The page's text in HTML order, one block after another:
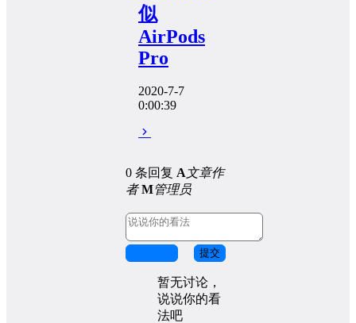
似
AirPods
Pro
2020-7-7
0:00:39
0 条回复 A文章作
者 M管理员
提交
暂无讨论，
说说你的看
法吧